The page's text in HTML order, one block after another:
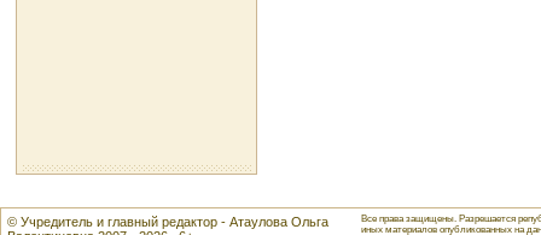
© Учредитель и главный редактор - Атаулова Ольга
Все права защищены. Разрешается
иных материалов опубликованных на